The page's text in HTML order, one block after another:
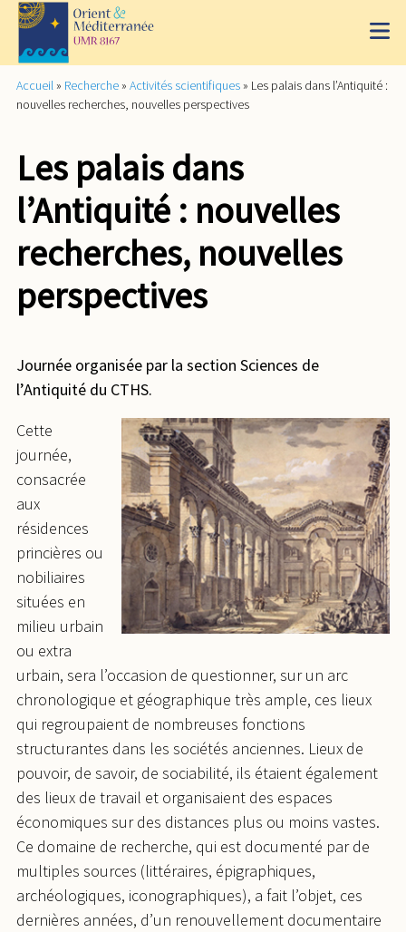
Accueil » Recherche » Activités scientifiques » Les palais dans l’Antiquité :
nouvelles recherches, nouvelles perspectives
Les palais dans
l’Antiquité : nouvelles
recherches, nouvelles
perspectives
Journée organisée par la section Sciences de
l’Antiquité du CTHS.
Cette
journée,
consacrée
aux
résidences
princières ou
nobiliaires
situées en
milieu urbain
ou extra
urbain, sera l’occasion de questionner, sur un arc
chronologique et géographique très ample, ces lieux
qui regroupaient de nombreuses fonctions
structurantes dans les sociétés anciennes. Lieux de
pouvoir, de savoir, de sociabilité, ils étaient également
des lieux de travail et organisaient des espaces
économiques sur des distances plus ou moins vastes.
Ce domaine de recherche, qui est documenté par de
multiples sources (littéraires, épigraphiques,
archéologiques, iconographiques), a fait l’objet, ces
dernières années, d’un renouvellement documentaire